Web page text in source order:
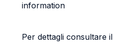
information
Per dettagli consultare il